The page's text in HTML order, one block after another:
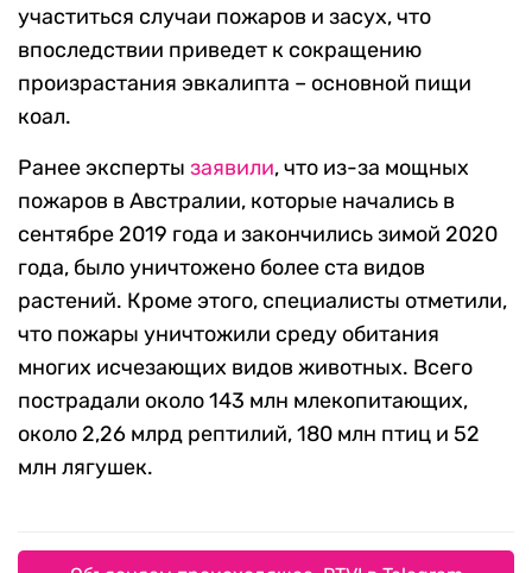
участиться случаи пожаров и засух, что
впоследствии приведет к сокращению
произрастания эвкалипта – основной пищи
коал.
Ранее эксперты заявили, что из-за мощных
пожаров в Австралии, которые начались в
сентябре 2019 года и закончились зимой 2020
года, было уничтожено более ста видов
растений. Кроме этого, специалисты отметили,
что пожары уничтожили среду обитания
многих исчезающих видов животных. Всего
пострадали около 143 млн млекопитающих,
около 2,26 млрд рептилий, 180 млн птиц и 52
млн лягушек.